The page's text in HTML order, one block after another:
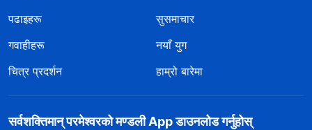
पढाइहरू
सुसमाचार
गवाहीहरू
नयाँ युग
चित्र प्रदर्शन
हाम्रो बारेमा
सर्वशक्तिमान्‌ परमेश्‍वरको मण्डली App डाउनलोड गर्नुहोस्